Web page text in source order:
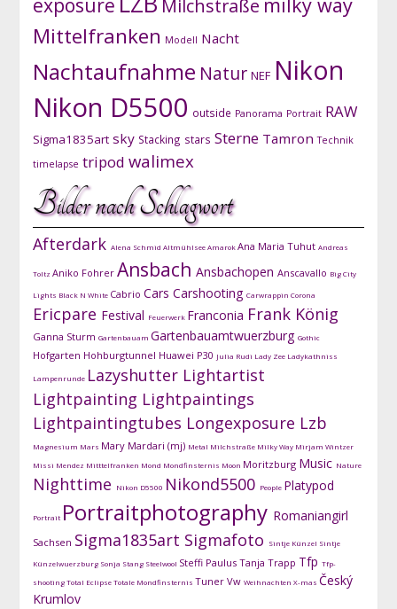
Milchstraße
Mittelfranken Modell Nacht
Nachtaufnahme Natur NEF Nikon
Nikon D5500 outside Panorama Portrait RAW
Sigma1835art sky Stacking stars Sterne Tamron Technik
timelapse tripod walimex
Bilder nach Schlagwort
Afterdark Alena Schmid AltmühlseeAmarokAna Maria Tuhut Andreas
Toltz Aniko Fohrer Ansbach Ansbachopen Anscavallo Big City
Lights Black N White Cabrio Cars Carshooting Carwrappin Corona
Ericpare Festival Feuerwerk Franconia Frank König
Ganna Sturm Gartenbauam Gartenbauamtwuerzburg Gothic
Hofgarten Hohburgtunnel Huawei P30 Julia Rudi Lady Zee Ladykathniss
Lampenrunde Lazyshutter Lightartist
Lightpainting Lightpaintings
Lightpaintingtubes Longexposure Lzb
Magnesium Mars Mary Mardari (mj) Metal Milchstraße Milky Way Mirjam Wintzer
Missi Mendez Mitttelfranken Mond Mondfinsternis Moon Moritzburg Music Nature
Nighttime Nikon D5500 Nikond5500 People Platypod
Portrait Portraitphotography Romaniangirl
Sachsen Sigma1835art Sigmafoto Sintje Künzel Sintje
Künzelwuerzburg Sonja Stang Steelwool Steffi Paulus Tanja Trapp Tfp Tfp-
shootingTotal EclipseTotale Mondfinsternis Tuner Vw Weihnachten X-mas Český
Krumlov